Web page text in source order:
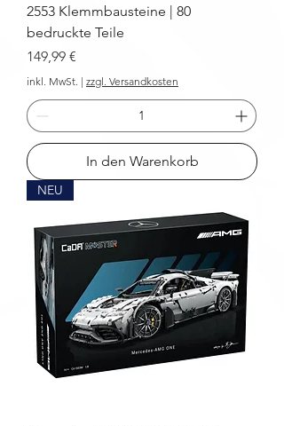
2553 Klemmbausteine | 80
bedruckte Teile
Preis
149,99 €
inkl. MwSt. | zzgl. Versandkosten
In den Warenkorb
NEU